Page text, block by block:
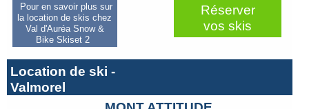
Pour en savoir plus sur
la location de skis chez
Val d'Auréa Snow &
Bike Skiset 2
Réserver
vos skis
Location de ski -
Valmorel